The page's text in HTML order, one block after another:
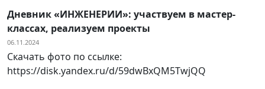
Дневник «ИНЖЕНЕРИИ»: участвуем в мастер-
классах, реализуем проекты
06.11.2024
Скачать фото по ссылке:
https://disk.yandex.ru/d/59dwBxQM5TwjQQ